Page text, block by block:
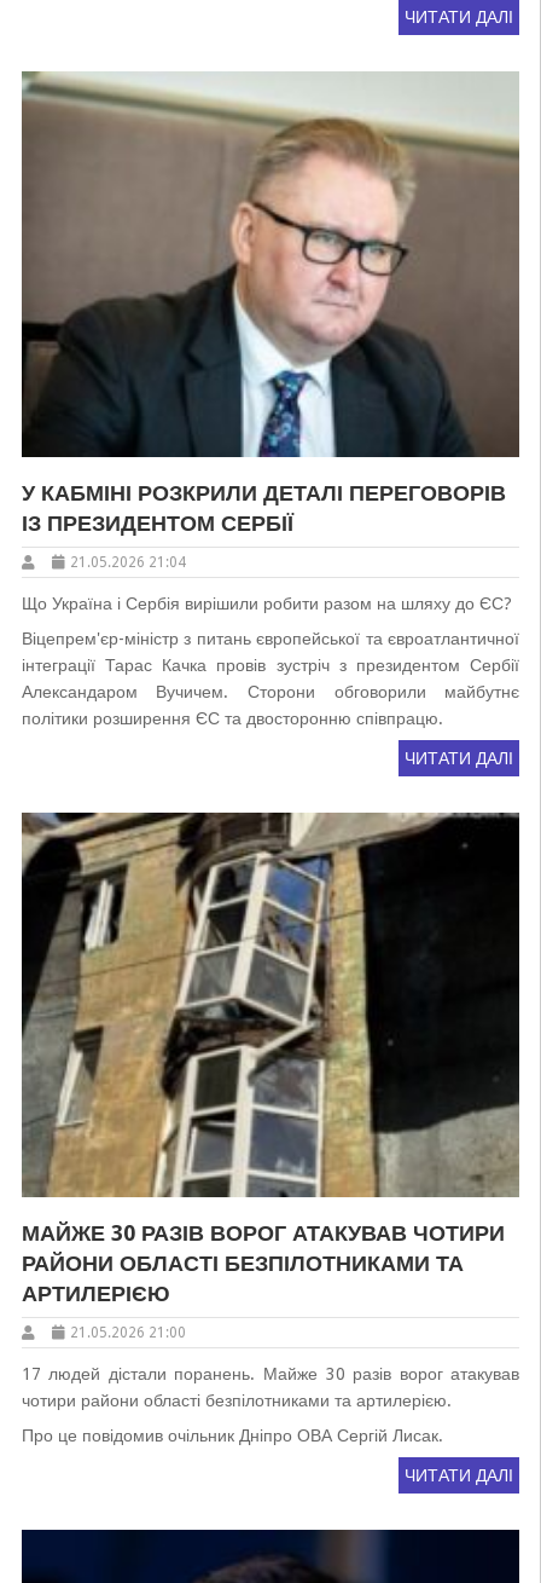
ЧИТАТИ ДАЛІ
У КАБМІНІ РОЗКРИЛИ ДЕТАЛІ ПЕРЕГОВОРІВ
ІЗ ПРЕЗИДЕНТОМ СЕРБІЇ
21.05.2026 21:04
Що Україна і Сербія вирішили робити разом на шляху до ЄС?
Віцепрем'єр-міністр з питань європейської та євроатлантичної
інтеграції Тарас Качка провів зустріч з президентом Сербії
Александаром Вучичем. Сторони обговорили майбутнє
політики розширення ЄС та двосторонню співпрацю.
ЧИТАТИ ДАЛІ
МАЙЖЕ 30 РАЗІВ ВОРОГ АТАКУВАВ ЧОТИРИ
РАЙОНИ ОБЛАСТІ БЕЗПІЛОТНИКАМИ ТА
АРТИЛЕРІЄЮ
21.05.2026 21:00
17 людей дістали поранень. Майже 30 разів ворог атакував
чотири райони області безпілотниками та артилерією.
Про це повідомив очільник Дніпро ОВА Сергій Лисак.
ЧИТАТИ ДАЛІ